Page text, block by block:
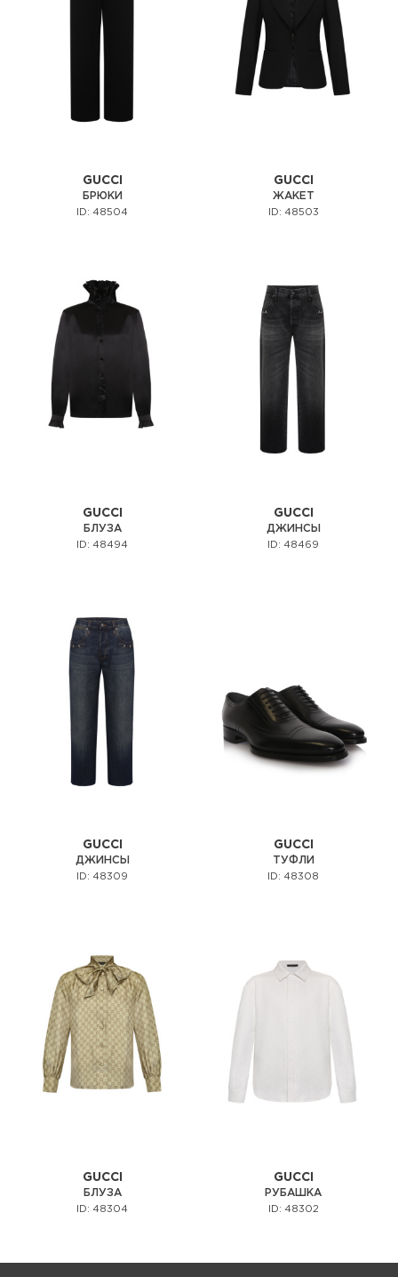
GUCCI
БРЮКИ
ID: 48504
GUCCI
ЖАКЕТ
ID: 48503
GUCCI
БЛУЗА
ID: 48494
GUCCI
ДЖИНСЫ
ID: 48469
GUCCI
ДЖИНСЫ
ID: 48309
GUCCI
ТУФЛИ
ID: 48308
GUCCI
БЛУЗА
ID: 48304
GUCCI
РУБАШКА
ID: 48302